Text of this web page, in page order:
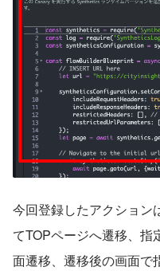
今回登録したアクション
てTOPページへ遷移、
面遷移、遷移後の画面で